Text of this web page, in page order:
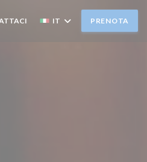
IT PRENOTA